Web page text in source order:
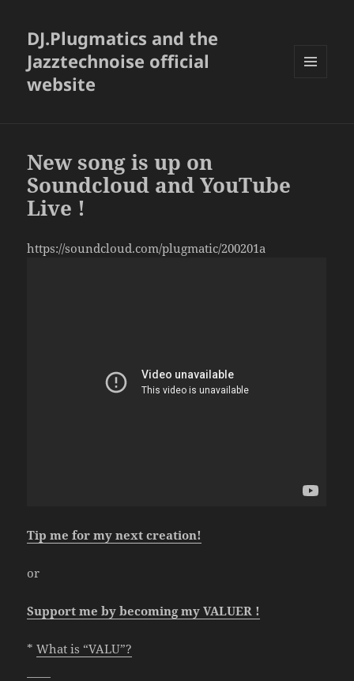
DJ.Plugmatics and the
Jazztechnoise official
website
New song is up on
Soundcloud and YouTube
Live !
https://soundcloud.com/plugmatic/200201a
Tip me for my next creation!
or
Support me by becoming my VALUER !
*What is “VALU”?